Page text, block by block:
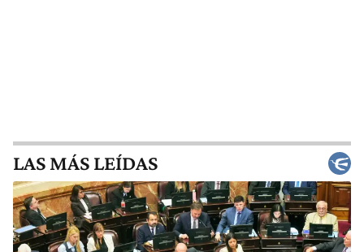
LAS MÁS LEÍDAS